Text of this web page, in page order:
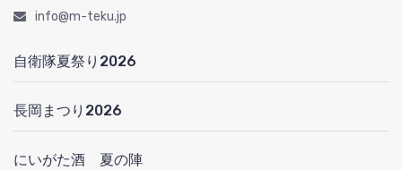
info@m-teku.jp
自衛隊夏祭り2026
長岡まつり2026
にいがた酒 夏の陣